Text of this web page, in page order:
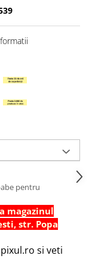
pentru
magazinul
str. Popa
si veti